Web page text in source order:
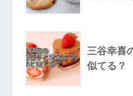
三谷幸喜
似てる？